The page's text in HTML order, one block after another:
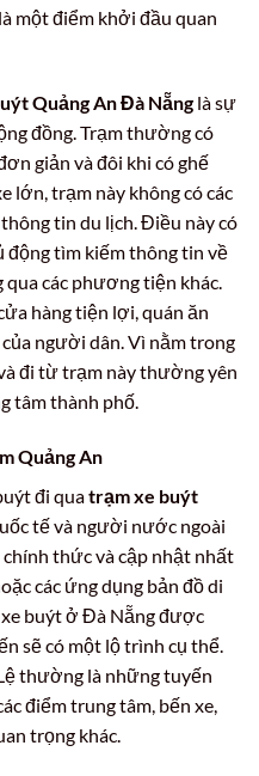
một điểm khởi đầu quan
Quảng An Đà Nẵnglà sự
đồng. Trạm thường có
giản và đôi khi có ghế
lớn, trạm này không có các
tin du lịch. Điều này có
động tìm kiếm thông tin về
các phương tiện khác.
hàng tiện lợi, quán ăn
người dân. Vì nằm trong
đi từ trạm này thường yên
tâm thành phố.
Quảng An
đi quatrạm xe buýt
tế và người nước ngoài
thức và cập nhật nhất
các ứng dụng bản đồ di
buýt ở Đà Nẵng được
sẽ có một lộ trình cụ thể.
thường là những tuyến
điểm trung tâm, bến xe,
trọng khác.